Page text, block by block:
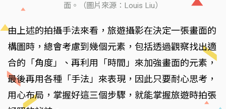
面。（圖片來源：Louis Liu）
由上述的拍攝手法來看，旅遊攝影在決定一張畫面的
構圖時，總會考慮到幾個元素，包括透過觀察找出適
合的「角度」、再利用「時間」來加強畫面的元素，
最後再用各種「手法」來表現，因此只要耐心思考，
用心布局，掌握好這三個步驟，就能掌握旅遊時拍張